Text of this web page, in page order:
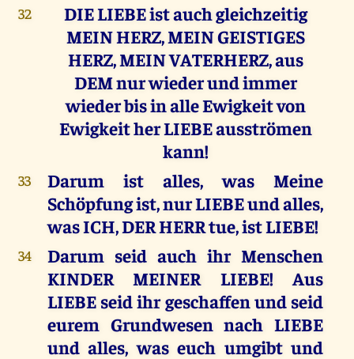
32
DIE LIEBE ist auch gleichzeitig
MEIN HERZ, MEIN GEISTIGES
HERZ, MEIN VATERHERZ, aus
DEM nur wieder und immer
wieder bis in alle Ewigkeit von
Ewigkeit her LIEBE ausströmen
kann!
33
Darum ist alles, was Meine
Schöpfung ist, nur LIEBE und alles,
was ICH, DER HERR tue, ist LIEBE!
34
Darum seid auch ihr Menschen
KINDER MEINER LIEBE! Aus
LIEBE seid ihr geschaffen und seid
eurem Grundwesen nach LIEBE
und alles, was euch umgibt und